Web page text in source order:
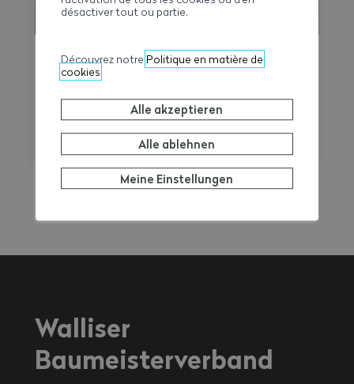
Ferien-Jobs
Arbeitnehmer unter 15 Jahren während der
auf die einschlägigen Rechtsvorschriften
aufmerksam.
Walliser
Baumeisterverband
désactiver tout ou partie.
Découvrez notre Politique en matière de
cookies
Alle akzeptieren
Alle ablehnen
Meine Einstellungen